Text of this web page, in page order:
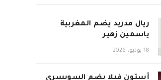
ريال مدريد يضم المغربية
ياسمين زهير
18 يوليو، 2026
أستون فيلا يضم السويسري